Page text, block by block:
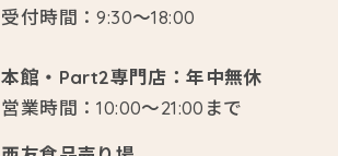
受付時間：9:30～18:00
本館・Part2専門店：年中無休
営業時間：10:00～21:00まで